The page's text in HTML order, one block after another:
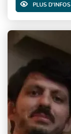
PLUS D'INFOS